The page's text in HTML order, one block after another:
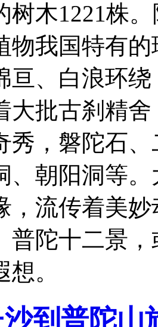
树木1221株
物我国特有
亘、白浪环
大批古刹精
秀，磐陀石
、朝阳洞等
，流传着美
普陀十二景
。
沙到普陀山